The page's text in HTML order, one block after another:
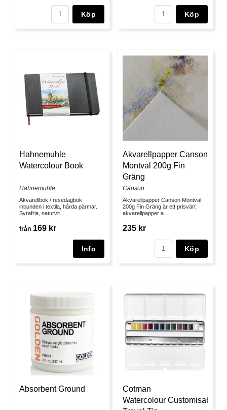
Köp Köp
Hahnemuhle
Watercolour Book
Hahnemuhle
Akvarellbok / resedagbok
inbunden i textila, hårda pärmar.
Syrafria, naturvit...
från 169 kr
Akvarellpapper Canson
Montval 200g Fin
Gräng
Canson
Akvarellpapper Canson Montval
200g Fin Gräng är ett prisvärt
akvarellpapper a...
235 kr
Köp
Absorbent Ground
Cotman
Watercolour Customisable